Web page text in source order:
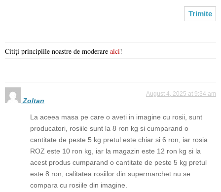
Citiți principiile noastre de moderare aici!
Zoltan
August 4, 2025 at 9:34 am
La aceea masa pe care o aveti in imagine cu rosii, sunt
producatori, rosiile sunt la 8 ron kg si cumparand o
cantitate de peste 5 kg pretul este chiar si 6 ron, iar rosia
ROZ este 10 ron kg, iar la magazin este 12 ron kg si la
acest produs cumparand o cantitate de peste 5 kg pretul
este 8 ron, calitatea rosiilor din supermarchet nu se
compara cu rosiile din imagine.